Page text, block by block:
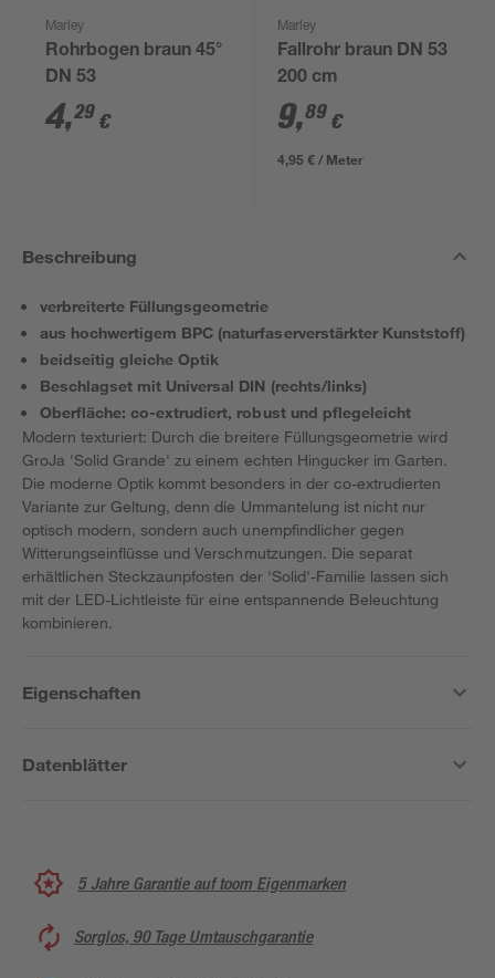
Marley
Rohrbogen braun 45°
DN 53
4,29 €
Marley
Fallrohr braun DN 53
200 cm
9,89 €
4,95 € / Meter
Beschreibung
verbreiterte Füllungsgeometrie
aus hochwertigem BPC (naturfaserverstärkter Kunststoff)
beidseitig gleiche Optik
Beschlagset mit Universal DIN (rechts/links)
Oberfläche: co-extrudiert, robust und pflegeleicht
Modern texturiert: Durch die breitere Füllungsgeometrie wird
GroJa 'Solid Grande' zu einem echten Hingucker im Garten.
Die moderne Optik kommt besonders in der co-extrudierten
Variante zur Geltung, denn die Ummantelung ist nicht nur
optisch modern, sondern auch unempfindlicher gegen
Witterungseinflüsse und Verschmutzungen. Die separat
erhältlichen Steckzaunpfosten der 'Solid'-Familie lassen sich
mit der LED-Lichtleiste für eine entspannende Beleuchtung
kombinieren.
Eigenschaften
Datenblätter
5 Jahre Garantie auf toom Eigenmarken
Sorglos, 90 Tage Umtauschgarantie